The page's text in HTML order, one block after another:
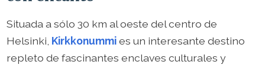
Situada a sólo 30 km al oeste del centro de
Helsinki, Kirkkonummies un interesante destino
repleto de fascinantes enclaves culturales y